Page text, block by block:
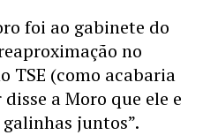
foi ao gabinete do
no
TSE (como acabaria
a Moro que ele e
juntos”.